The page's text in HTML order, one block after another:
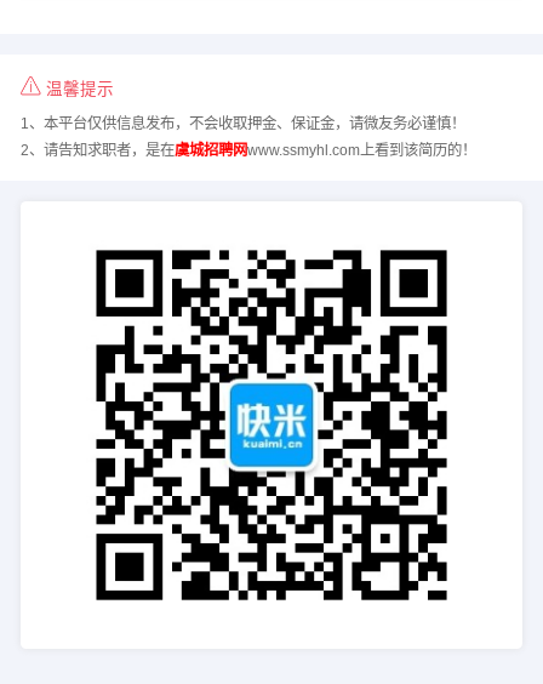
温馨提示
1、本平台仅供信息发布，不会收取押金、保证金，请微友务必谨慎！
2、请告知求职者，是在虞城招聘网www.ssmyhl.com上看到该简历的！